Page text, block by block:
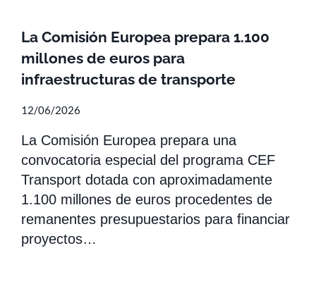
La Comisión Europea prepara 1.100
millones de euros para
infraestructuras de transporte
12/06/2026
La Comisión Europea prepara una
convocatoria especial del programa CEF
Transport dotada con aproximadamente
1.100 millones de euros procedentes de
remanentes presupuestarios para financiar
proyectos…